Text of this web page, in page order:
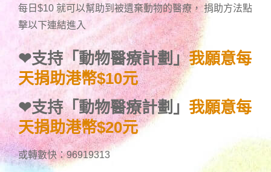
每日$10 就可以幫助到被遺棄動物的醫療， 捐助方法點
擊以下連結進入
❤支持「動物醫療計劃」我願意每
天捐助港幣$10元
❤支持「動物醫療計劃」 我願意每
天捐助港幣$20元
或轉數快：96919313